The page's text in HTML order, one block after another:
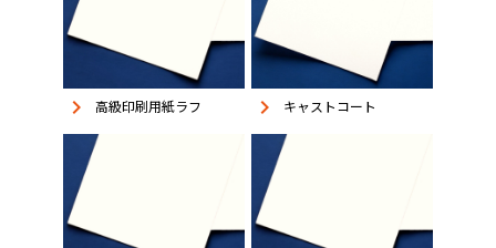
keyboard_arrow_right 高級印刷用紙ラフ keyboard_arrow_right キャストコート